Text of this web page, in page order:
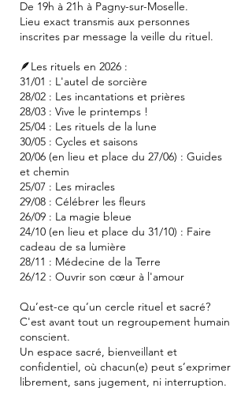
De 19h à 21h à Pagny-sur-Moselle.
Lieu exact transmis aux personnes
inscrites par message la veille du rituel.
🪶Les rituels en 2026 :
31/01 : L'autel de sorcière
28/02 : Les incantations et prières
28/03 : Vive le printemps !
25/04 : Les rituels de la lune
30/05 : Cycles et saisons
20/06 (en lieu et place du 27/06) : Guides
et chemin
25/07 : Les miracles
29/08 : Célébrer les fleurs
26/09 : La magie bleue
24/10 (en lieu et place du 31/10) : Faire
cadeau de sa lumière
28/11 : Médecine de la Terre
26/12 : Ouvrir son cœur à l'amour
Qu’est-ce qu’un cercle rituel et sacré?
C'est avant tout un regroupement humain
conscient.
Un espace sacré, bienveillant et
confidentiel, où chacun(e) peut s’exprimer
librement, sans jugement, ni interruption.